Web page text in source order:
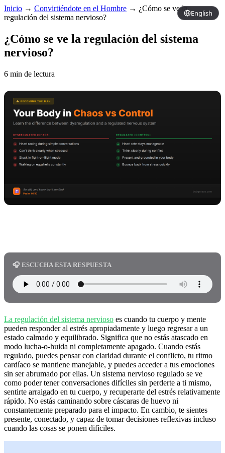
English
Inicio → Convirtiéndote en el Hombre → ¿Cómo se ve la
regulación del sistema nervioso?
¿Cómo se ve la regulación del sistema
nervioso?
6 min de lectura
🎧 ESCUCHA ESTA RESPUESTA
La regulación del sistema nervioso es cuando tu cuerpo y mente
pueden responder al estrés apropiadamente y luego regresar a un
estado calmado y equilibrado. Significa que no estás atascado en
modo lucha-o-huida ni completamente apagado. Cuando estás
regulado, puedes pensar con claridad durante el conflicto, tu ritmo
cardíaco se mantiene manejable, y puedes acceder a tus emociones
sin ser abrumado por ellas. Un sistema nervioso regulado se ve
como poder tener conversaciones difíciles sin perderte a ti mismo,
sentirte arraigado en tu cuerpo, y recuperarte del estrés relativamente
rápido. No estás caminando sobre cáscaras de huevo ni
constantemente preparado para el impacto. En cambio, te sientes
presente, conectado, y capaz de tomar decisiones reflexivas incluso
cuando las cosas se ponen difíciles.